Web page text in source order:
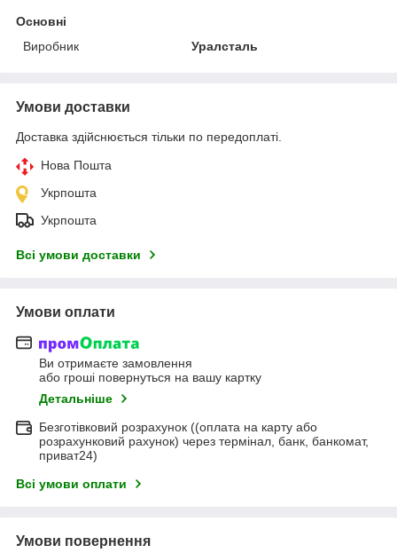
Основні
Виробник
Уралсталь
Умови доставки
Доставка здійснюється тільки по передоплаті.
Нова Пошта
Укрпошта
Укрпошта
Всі умови доставки
Умови оплати
Ви отримаєте замовлення
або гроші повернуться на вашу картку
Детальніше
Безготівковий розрахунок ((оплата на карту або
розрахунковий рахунок) через термінал, банк, банкомат,
приват24)
Всі умови оплати
Умови повернення